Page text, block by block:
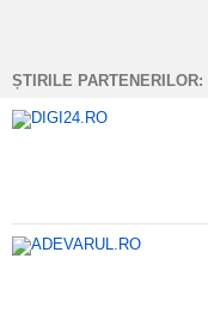
ȘTIRILE PARTENERILOR: